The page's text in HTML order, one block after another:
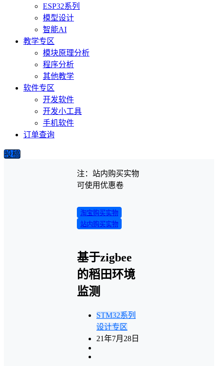
ESP32系列
模型设计
智能AI
教学专区
模块原理分析
程序分析
其他教学
软件专区
开发软件
开发小工具
手机软件
订单查询
投稿
注：站内购买实物
可使用优惠卷
淘宝购买实物
站内购买实物
基于zigbee
的稻田环境
监测
STM32系列
设计专区
21年7月28日